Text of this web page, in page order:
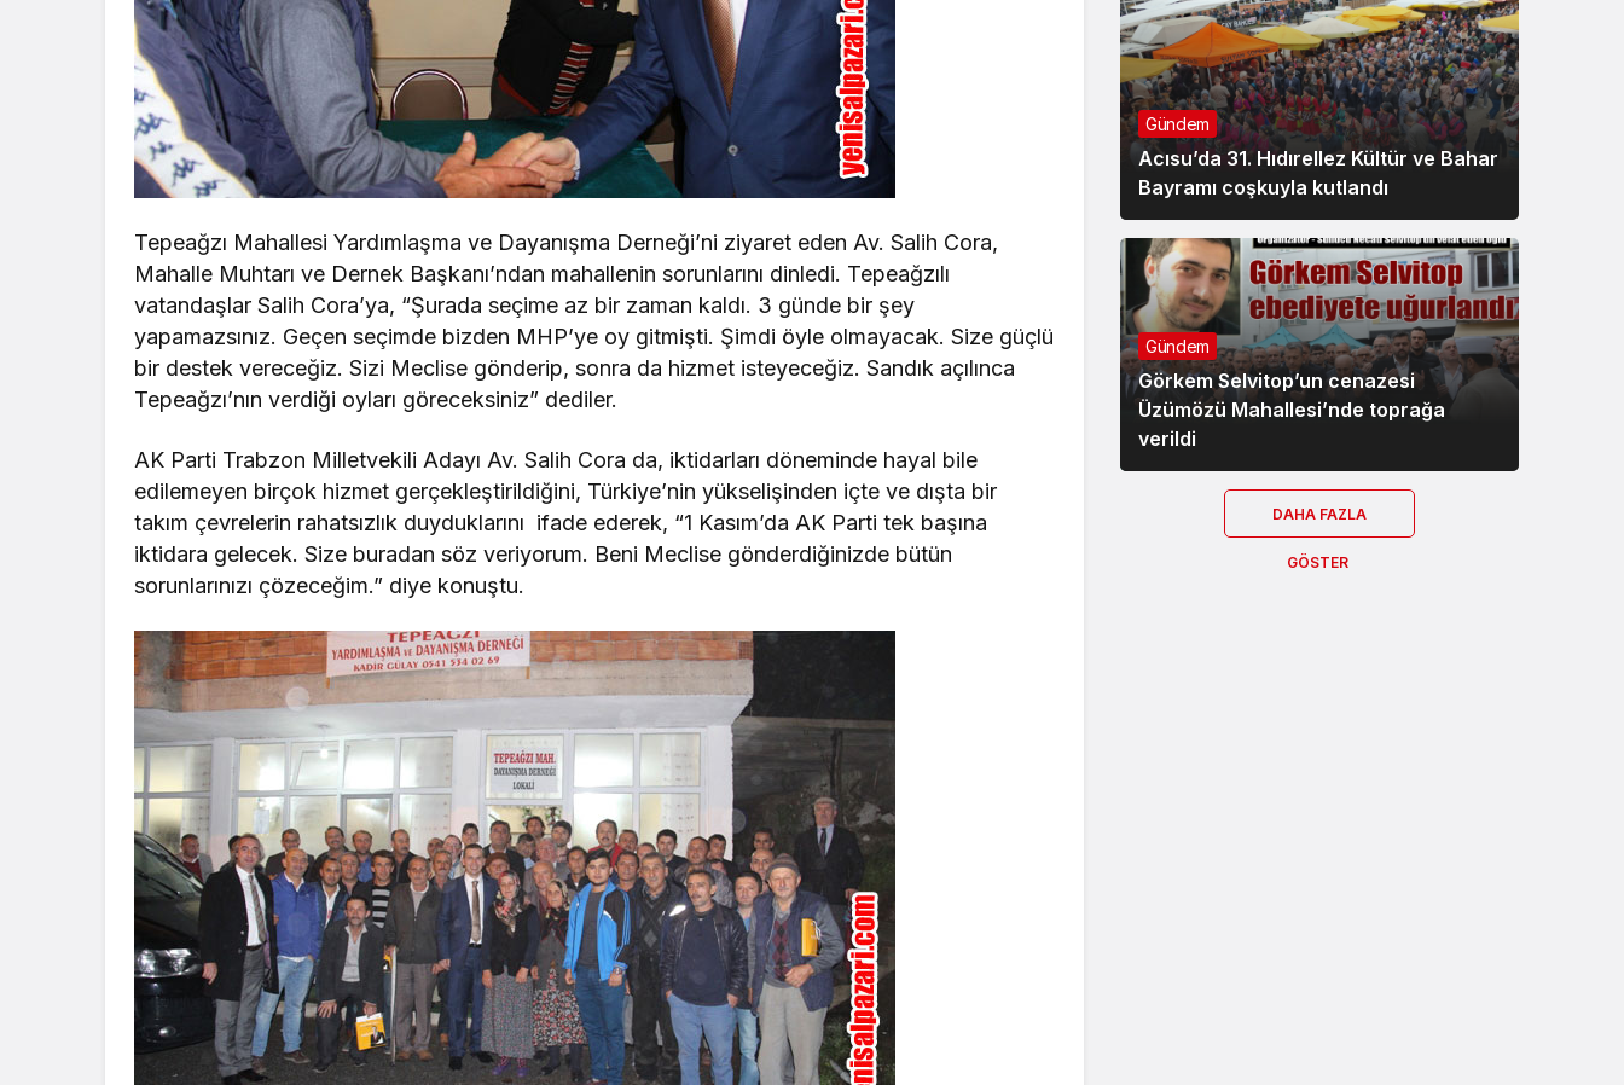
Tepeağzı Mahallesi Yardımlaşma ve Dayanışma Derneği’ni ziyaret eden Av. Salih Cora,
Mahalle Muhtarı ve Dernek Başkanı’ndan mahallenin sorunlarını dinledi. Tepeağzılı
vatandaşlar Salih Cora’ya, “Şurada seçime az bir zaman kaldı. 3 günde bir şey
yapamazsınız. Geçen seçimde bizden MHP’ye oy gitmişti. Şimdi öyle olmayacak. Size güçlü
bir destek vereceğiz. Sizi Meclise gönderip, sonra da hizmet isteyeceğiz. Sandık açılınca
Tepeağzı’nın verdiği oyları göreceksiniz” dediler.
AK Parti Trabzon Milletvekili Adayı Av. Salih Cora da, iktidarları döneminde hayal bile
edilemeyen birçok hizmet gerçekleştirildiğini, Türkiye’nin yükselişinden içte ve dışta bir
takım çevrelerin rahatsızlık duyduklarını ifade ederek, “1 Kasım’da AK Parti tek başına
iktidara gelecek. Size buradan söz veriyorum. Beni Meclise gönderdiğinizde bütün
sorunlarınızı çözeceğim.” diye konuştu.
Gündem
Acısu’da 31. Hıdırellez Kültür ve Bahar
Bayramı coşkuyla kutlandı
Gündem
Görkem Selvitop’un cenazesi
Üzümözü Mahallesi’nde toprağa
verildi
DAHA FAZLA
GÖSTER